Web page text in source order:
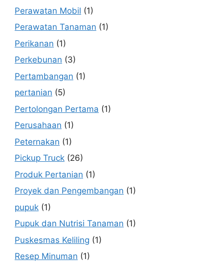
Perawatan Mobil (1)
Perawatan Tanaman (1)
Perikanan (1)
Perkebunan (3)
Pertambangan (1)
pertanian (5)
Pertolongan Pertama (1)
Perusahaan (1)
Peternakan (1)
Pickup Truck (26)
Produk Pertanian (1)
Proyek dan Pengembangan (1)
pupuk (1)
Pupuk dan Nutrisi Tanaman (1)
Puskesmas Keliling (1)
Resep Minuman (1)